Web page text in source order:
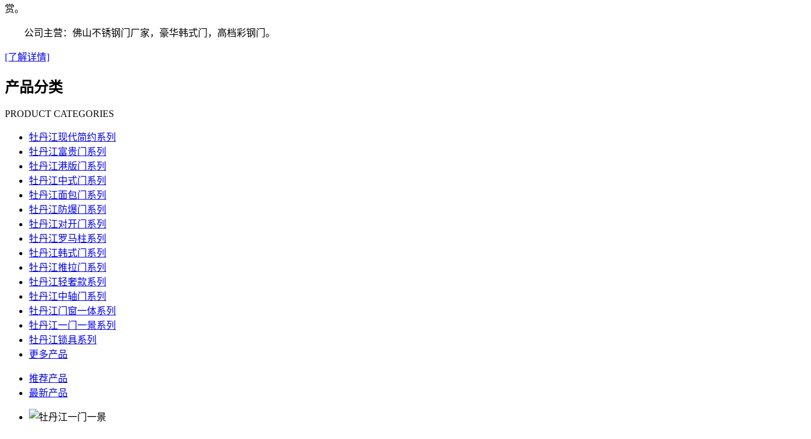
赏。
公司主营：佛山不锈钢门厂家，豪华韩式门，高档彩钢门。
[了解详情]
产品分类
PRODUCT CATEGORIES
牡丹江现代简约系列
牡丹江富贵门系列
牡丹江港版门系列
牡丹江中式门系列
牡丹江面包门系列
牡丹江防爆门系列
牡丹江对开门系列
牡丹江罗马柱系列
牡丹江韩式门系列
牡丹江推拉门系列
牡丹江轻奢款系列
牡丹江中轴门系列
牡丹江门窗一体系列
牡丹江一门一景系列
牡丹江锁具系列
更多产品
推荐产品
最新产品